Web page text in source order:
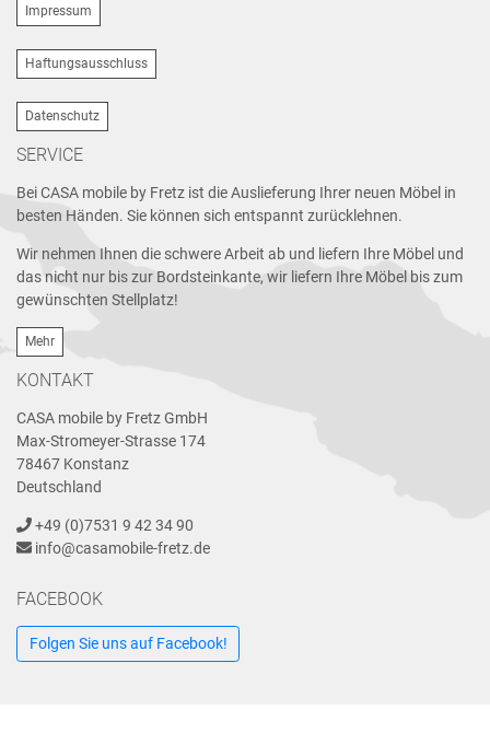
Impressum
Haftungsausschluss
Datenschutz
SERVICE
Bei CASA mobile by Fretz ist die Auslieferung Ihrer neuen Möbel in
besten Händen. Sie können sich entspannt zurücklehnen.
Wir nehmen Ihnen die schwere Arbeit ab und liefern Ihre Möbel und
das nicht nur bis zur Bordsteinkante, wir liefern Ihre Möbel bis zum
gewünschten Stellplatz!
Mehr
KONTAKT
CASA mobile by Fretz GmbH
Max-Stromeyer-Strasse 174
78467 Konstanz
Deutschland
+49 (0)7531 9 42 34 90
info@casamobile-fretz.de
FACEBOOK
Folgen Sie uns auf Facebook!